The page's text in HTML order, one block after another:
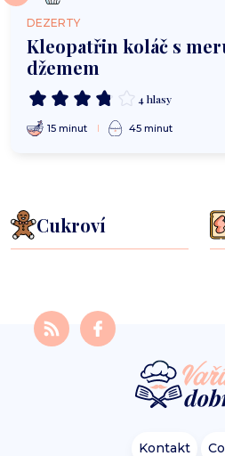
DEZERTY
Kleopatřin koláč s
džemem
4 hlasy
15 minut 45 minut
Cukroví
Kontakt